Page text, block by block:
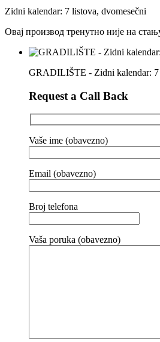
Zidni kalendar: 7 listova, dvomesečni
Овај производ тренутно није на
GRADILIŠTE - Zidni kalendar: 7
Request a Call Back
Vaše ime (obavezno)
Email (obavezno)
Broj telefona
Vaša poruka (obavezno)